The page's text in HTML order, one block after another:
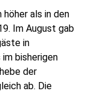
höher als in den
Im August gab
in
bisherigen
der
ab. Die